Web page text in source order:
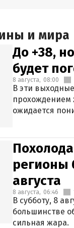
и мира
До +38,
будет
8 августа, 08:00
В эти
прохождением
ожидается
регионы
августа
8 августа, 06:46
В субботу, 8
большинстве
сильная жара.